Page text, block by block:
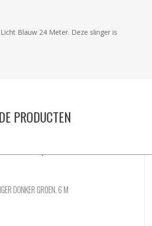
Blauw 24 Meter. Deze slinger is
PRODUCTEN
DONKER GROEN. 6 M